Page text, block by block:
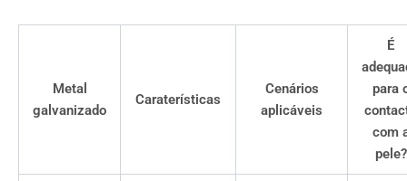
Metal
galvanizado
Caraterísticas
Cenários
aplicáveis
É
para
com
pele?